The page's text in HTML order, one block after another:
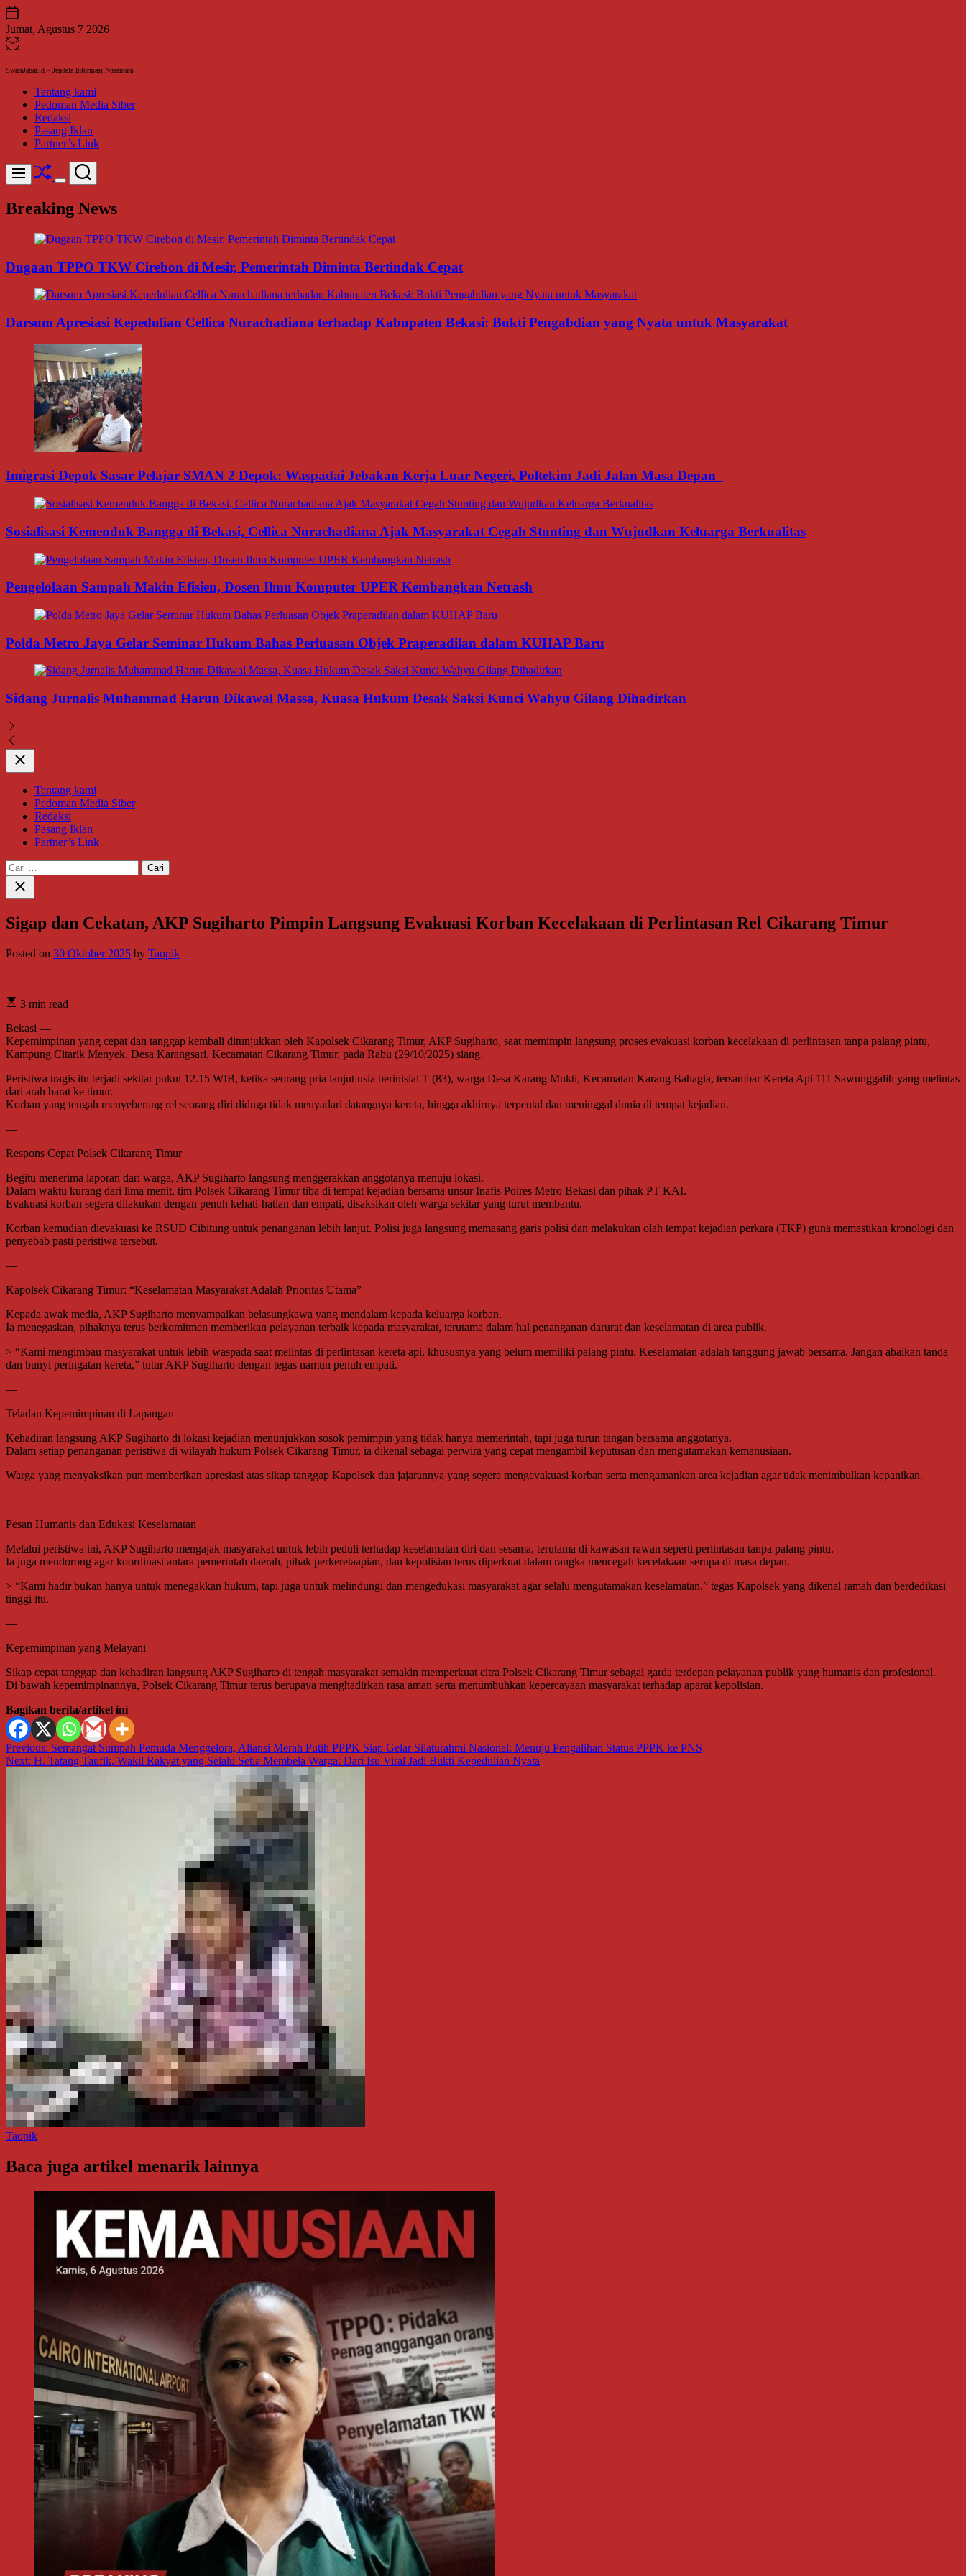
Skip
to
content
Jumat, Agustus 7 2026
SwaraJabar.id – Jendela Informasi Nusantara
Tentang kami
Pedoman Media Siber
Redaksi
Pasang Iklan
Partner’s Link
Menu Shuffle
Switch
mode
Search
Breaking News
Dugaan TPPO TKW Cirebon di Mesir, Pemerintah Diminta Bertindak Cepat
Darsum Apresiasi Kepedulian Cellica Nurachadiana terhadap Kabupaten Bekasi: Bukti Pengabdian yang Nyata untuk Masyarakat
Imigrasi Depok Sasar Pelajar SMAN 2 Depok: Waspadai Jebakan Kerja Luar Negeri, Poltekim Jadi Jalan Masa Depan
Sosialisasi Kemenduk Bangga di Bekasi, Cellica Nurachadiana Ajak Masyarakat Cegah Stunting dan Wujudkan Keluarga Berkualitas
Pengelolaan Sampah Makin Efisien, Dosen Ilmu Komputer UPER Kembangkan Netrash
Polda Metro Jaya Gelar Seminar Hukum Bahas Perluasan Objek Praperadilan dalam KUHAP Baru
Sidang Jurnalis Muhammad Harun Dikawal Massa, Kuasa Hukum Desak Saksi Kunci Wahyu Gilang Dihadirkan
Close
Tentang kami
Pedoman Media Siber
Redaksi
Pasang Iklan
Partner’s Link
Cari
untuk:
Close
search
Sigap dan Cekatan, AKP Sugiharto Pimpin Langsung Evakuasi Korban Kecelakaan di Perlintasan Rel Cikarang Timur
Posted on 30 Oktober 2025 by Taopik
3 min read
Bekasi —
Kepemimpinan yang cepat dan tanggap kembali ditunjukkan oleh Kapolsek Cikarang Timur, AKP Sugiharto, saat memimpin langsung proses evakuasi korban kecelakaan di perlintasan tanpa palang pintu,
Kampung Citarik Menyek, Desa Karangsari, Kecamatan Cikarang Timur, pada Rabu (29/10/2025) siang.
Peristiwa tragis itu terjadi sekitar pukul 12.15 WIB, ketika seorang pria lanjut usia berinisial T (83), warga Desa Karang Mukti, Kecamatan Karang Bahagia, tersambar Kereta Api 111 Sawunggalih yang melintas
dari arah barat ke timur.
Korban yang tengah menyeberang rel seorang diri diduga tidak menyadari datangnya kereta, hingga akhirnya terpental dan meninggal dunia di tempat kejadian.
—
Respons Cepat Polsek Cikarang Timur
Begitu menerima laporan dari warga, AKP Sugiharto langsung menggerakkan anggotanya menuju lokasi.
Dalam waktu kurang dari lima menit, tim Polsek Cikarang Timur tiba di tempat kejadian bersama unsur Inafis Polres Metro Bekasi dan pihak PT KAI.
Evakuasi korban segera dilakukan dengan penuh kehati-hatian dan empati, disaksikan oleh warga sekitar yang turut membantu.
Korban kemudian dievakuasi ke RSUD Cibitung untuk penanganan lebih lanjut. Polisi juga langsung memasang garis polisi dan melakukan olah tempat kejadian perkara (TKP) guna memastikan kronologi dan
penyebab pasti peristiwa tersebut.
—
Kapolsek Cikarang Timur: “Keselamatan Masyarakat Adalah Prioritas Utama”
Kepada awak media, AKP Sugiharto menyampaikan belasungkawa yang mendalam kepada keluarga korban.
Ia menegaskan, pihaknya terus berkomitmen memberikan pelayanan terbaik kepada masyarakat, terutama dalam hal penanganan darurat dan keselamatan di area publik.
> “Kami mengimbau masyarakat untuk lebih waspada saat melintas di perlintasan kereta api, khususnya yang belum memiliki palang pintu. Keselamatan adalah tanggung jawab bersama. Jangan abaikan tanda
dan bunyi peringatan kereta,” tutur AKP Sugiharto dengan tegas namun penuh empati.
—
Teladan Kepemimpinan di Lapangan
Kehadiran langsung AKP Sugiharto di lokasi kejadian menunjukkan sosok pemimpin yang tidak hanya memerintah, tapi juga turun tangan bersama anggotanya.
Dalam setiap penanganan peristiwa di wilayah hukum Polsek Cikarang Timur, ia dikenal sebagai perwira yang cepat mengambil keputusan dan mengutamakan kemanusiaan.
Warga yang menyaksikan pun memberikan apresiasi atas sikap tanggap Kapolsek dan jajarannya yang segera mengevakuasi korban serta mengamankan area kejadian agar tidak menimbulkan kepanikan.
—
Pesan Humanis dan Edukasi Keselamatan
Melalui peristiwa ini, AKP Sugiharto mengajak masyarakat untuk lebih peduli terhadap keselamatan diri dan sesama, terutama di kawasan rawan seperti perlintasan tanpa palang pintu.
Ia juga mendorong agar koordinasi antara pemerintah daerah, pihak perkeretaapian, dan kepolisian terus diperkuat dalam rangka mencegah kecelakaan serupa di masa depan.
> “Kami hadir bukan hanya untuk menegakkan hukum, tapi juga untuk melindungi dan mengedukasi masyarakat agar selalu mengutamakan keselamatan,” tegas Kapolsek yang dikenal ramah dan berdedikasi
tinggi itu.
—
Kepemimpinan yang Melayani
Sikap cepat tanggap dan kehadiran langsung AKP Sugiharto di tengah masyarakat semakin memperkuat citra Polsek Cikarang Timur sebagai garda terdepan pelayanan publik yang humanis dan profesional.
Di bawah kepemimpinannya, Polsek Cikarang Timur terus berupaya menghadirkan rasa aman serta menumbuhkan kepercayaan masyarakat terhadap aparat kepolisian.
Bagikan berita/artikel ini
Navigasi
pos
Previous: Semangat Sumpah Pemuda Menggelora, Aliansi Merah Putih PPPK Siap Gelar Silaturahmi Nasional: Menuju Pengalihan Status PPPK ke PNS
Next: H. Tatang Taufik, Wakil Rakyat yang Selalu Setia Membela Warga: Dari Isu Viral Jadi Bukti Kepedulian Nyata
Taopik
Baca juga artikel menarik lainnya